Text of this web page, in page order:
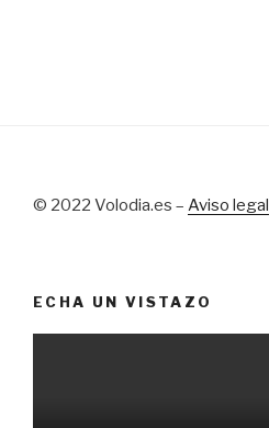
© 2022 Volodia.es – Aviso legal
ECHA UN VISTAZO